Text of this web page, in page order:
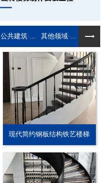
公共建筑·... 其他领域·...
现代简约钢板结构铁艺楼梯